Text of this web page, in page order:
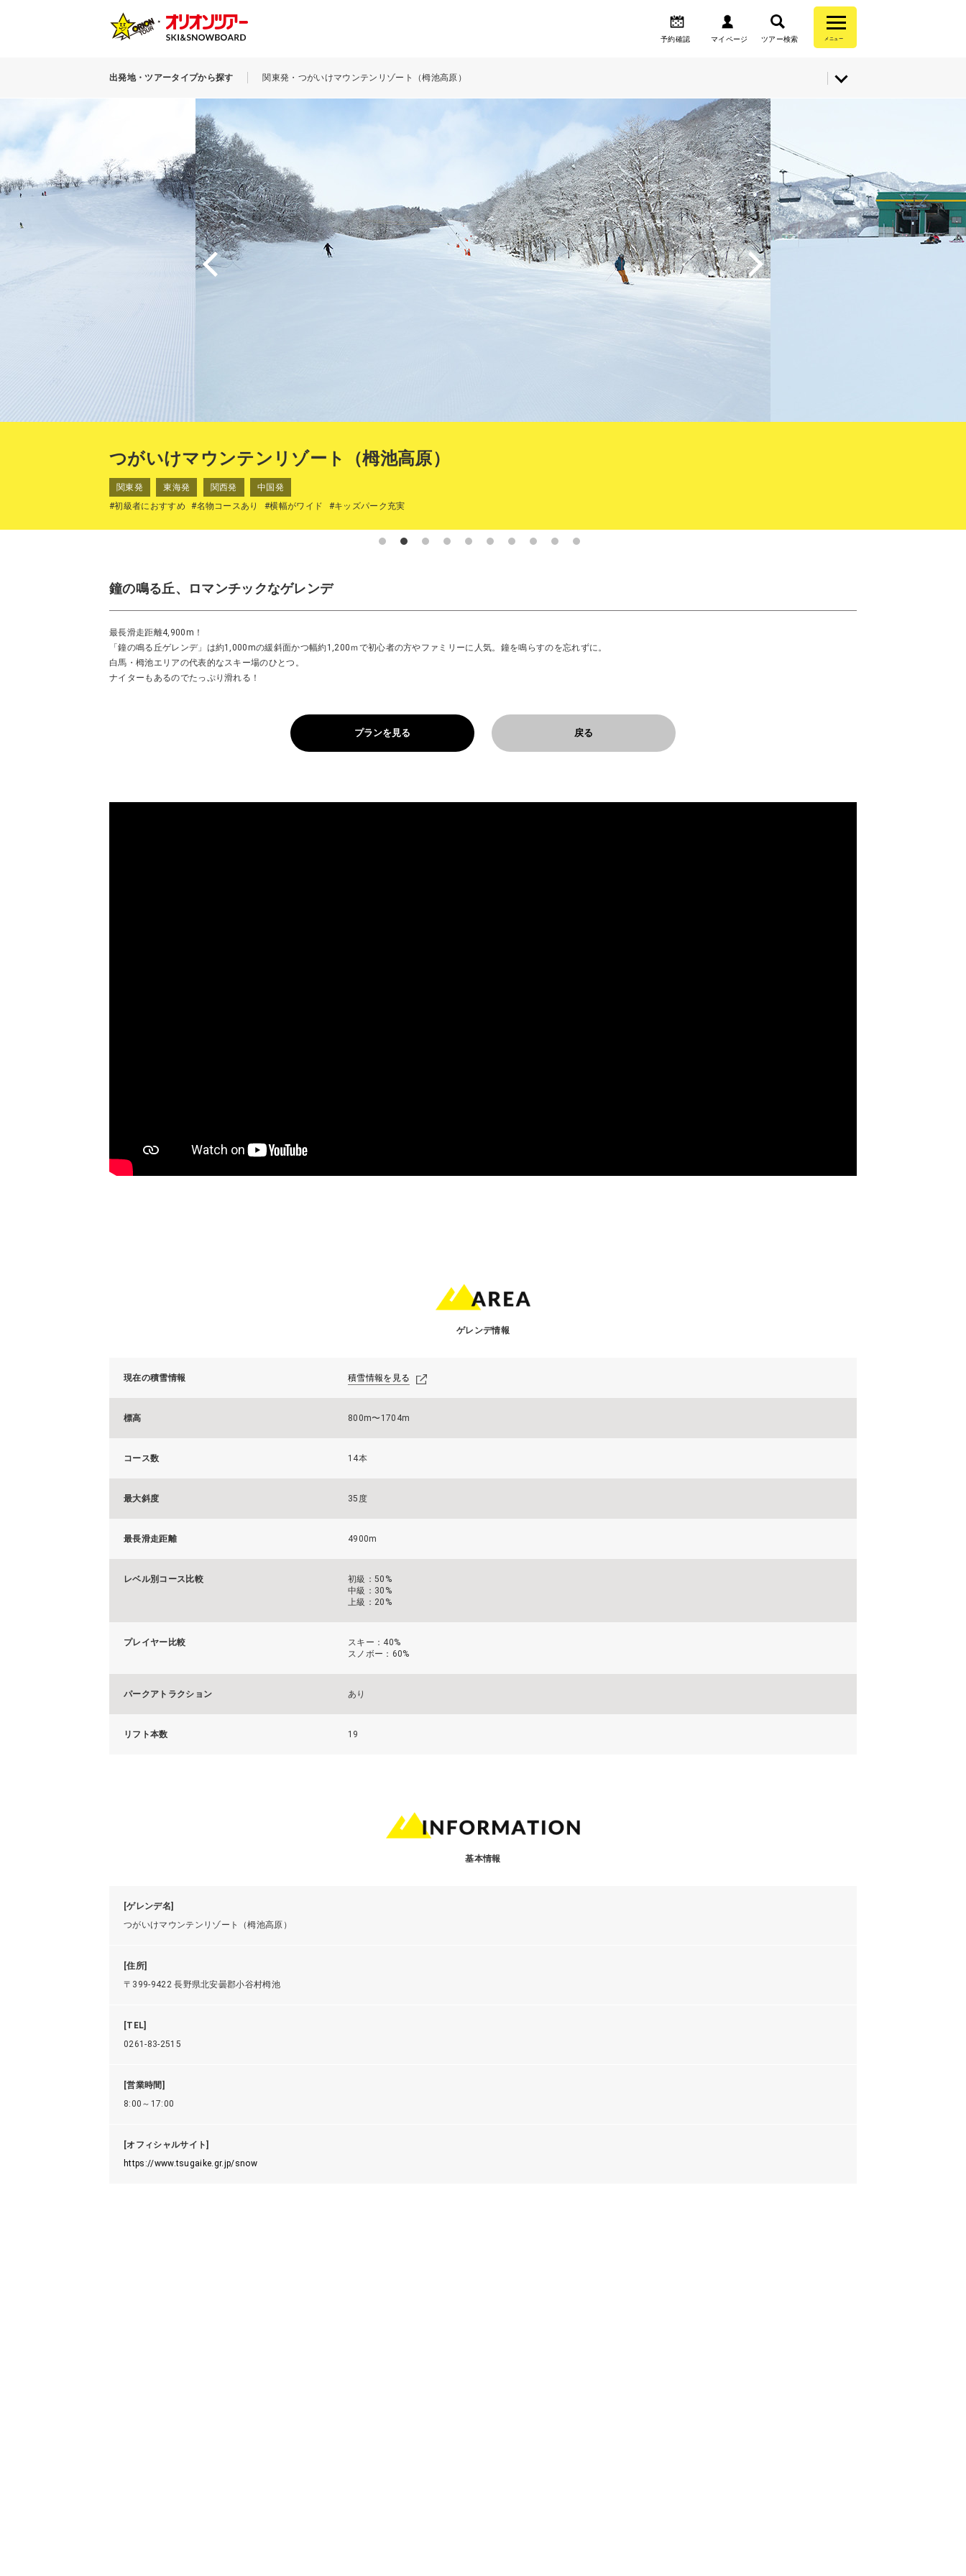
予約確認 マイページ ツアー検索 メニュー
出発地・ツアータイプから探す 関東発・つがいけマウンテンリゾート（栂池高原）
つがいけマウンテンリゾート（栂池高原）
関東発 東海発 関西発
中国発
#初級者におすすめ
#名物コースあり #横幅がワイド #キッズパーク充実
鐘の鳴る丘、ロマンチックなゲレンデ
最長滑走距離4,900m！
「鐘の鳴る丘ゲレンデ」は約1,000mの緩斜面かつ幅約1,200ｍで初心者の方やファミリーに人気。鐘を鳴らすのを忘れずに。
白馬・栂池エリアの代表的なスキー場のひとつ。
ナイターもあるのでたっぷり滑れる！
プランを見る 戻る
ゲレンデ情報
現在の積雪情報 積雪情報を見る
標高 800m〜1704m
コース数 14本
最大斜度 35度
最長滑走距離 4900m
レベル別コース比較
初級：50%
中級：30%
上級：20%
プレイヤー比較
スキー：40%
スノボー：60%
パークアトラクション あり
リフト本数 19
基本情報
[ゲレンデ名]
つがいけマウンテンリゾート（栂池高原）
[住所]
〒399-9422 長野県北安曇郡小谷村栂池
[TEL]
0261-83-2515
[営業時間]
8:00～17:00
[オフィシャルサイト]
https://www.tsugaike.gr.jp/snow